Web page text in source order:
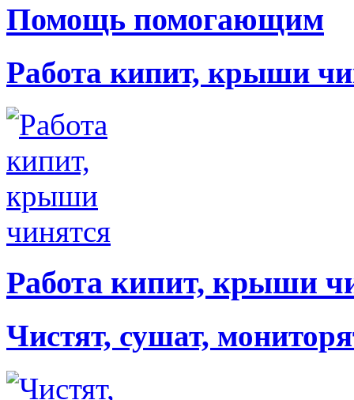
Помощь помогающим
Работа кипит, крыши
Работа кипит, крыши
Чистят, сушат,